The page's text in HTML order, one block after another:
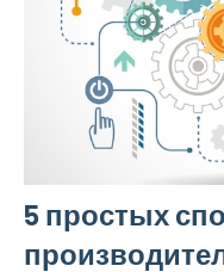
5 простых